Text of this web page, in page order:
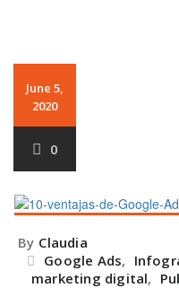
June 5,
2020
0
By Claudia
Google Ads,
marketing digital,